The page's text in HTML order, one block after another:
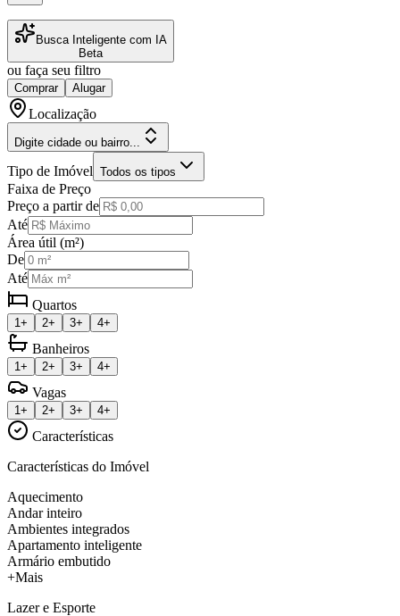
Busca Inteligente com IA
Beta
ou faça seu filtro
Comprar Alugar
Localização
Digite cidade ou bairro...
Tipo de Imóvel Todos os tipos
Faixa de Preço
Preço a partir de
Até
Área útil (m²)
De
Até
Quartos
1+ 2+ 3+ 4+
Banheiros
1+ 2+ 3+ 4+
Vagas
1+ 2+ 3+ 4+
Características
Características do Imóvel
Aquecimento
Andar inteiro
Ambientes integrados
Apartamento inteligente
Armário embutido
+Mais
Lazer e Esporte